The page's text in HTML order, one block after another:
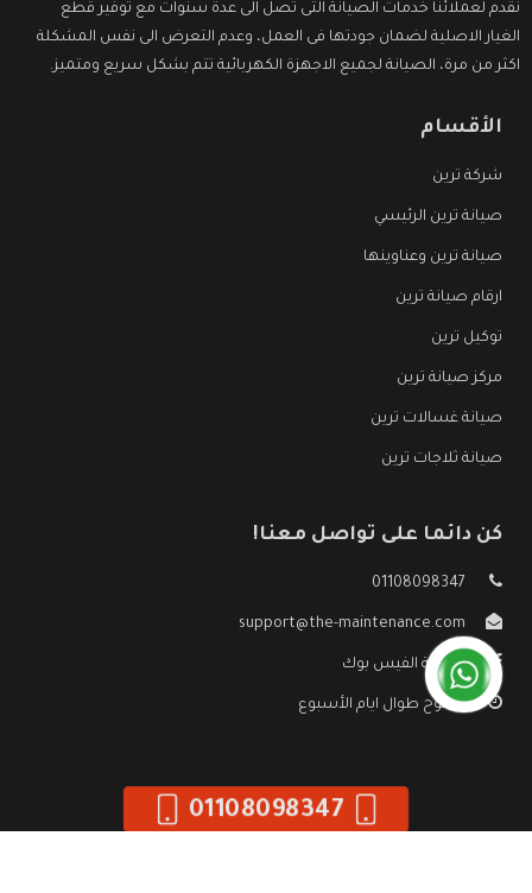
نقدم لعملائنا خدمات الصيانة التى تصل الى عدة سنوات مع توفير قطع
الغيار الاصلية لضمان جودتها فى العمل، وعدم التعرض الى نفس المشكلة
اكثر من مرة، الصيانة لجميع الاجهزة الكهربائية تتم بشكل سريع ومتميز.
الأقسام
شركة ترين
صيانة ترين الرئيسي
صيانة ترين وعناوينها
ارقام صيانة ترين
توكيل ترين
مركز صيانة ترين
صيانة غسالات ترين
صيانة ثلاجات ترين
كن دائما على تواصل معنا!
01108098347
support@the-maintenance.com
صفحة الفيس بوك
مفتوح طوال ايام الأسبوع
01108098347